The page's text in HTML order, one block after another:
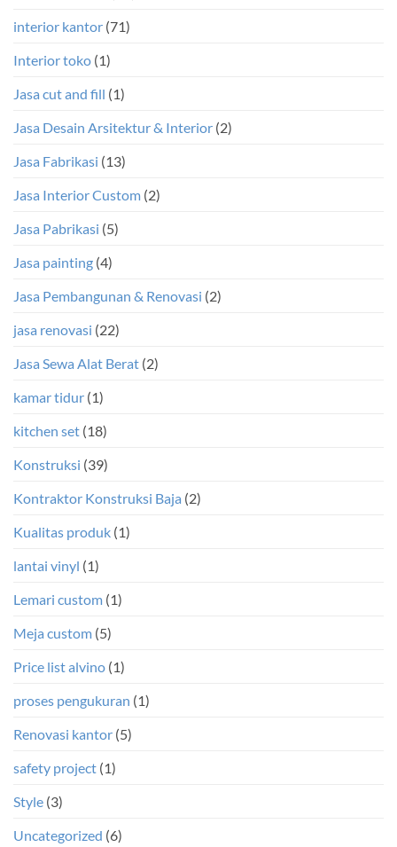
interior kantor (71)
Interior toko (1)
Jasa cut and fill (1)
Jasa Desain Arsitektur & Interior (2)
Jasa Fabrikasi (13)
Jasa Interior Custom (2)
Jasa Pabrikasi (5)
Jasa painting (4)
Jasa Pembangunan & Renovasi (2)
jasa renovasi (22)
Jasa Sewa Alat Berat (2)
kamar tidur (1)
kitchen set (18)
Konstruksi (39)
Kontraktor Konstruksi Baja (2)
Kualitas produk (1)
lantai vinyl (1)
Lemari custom (1)
Meja custom (5)
Price list alvino (1)
proses pengukuran (1)
Renovasi kantor (5)
safety project (1)
Style (3)
Uncategorized (6)